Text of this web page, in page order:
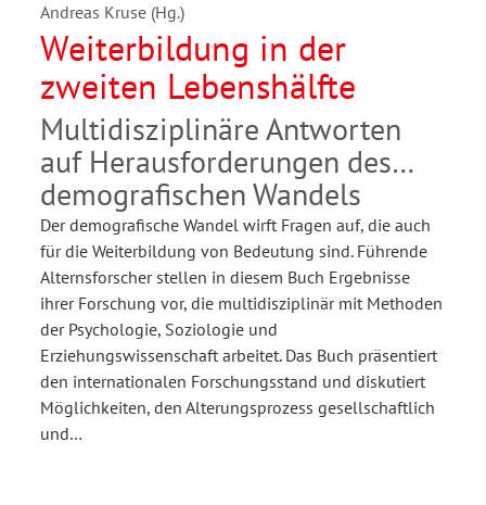
Andreas Kruse (Hg.)
Weiterbildung in der
zweiten Lebenshälfte
Multidisziplinäre Antworten
auf Herausforderungen des
demografischen Wandels
Der demografische Wandel wirft Fragen auf, die auch
für die Weiterbildung von Bedeutung sind. Führende
Alternsforscher stellen in diesem Buch Ergebnisse
ihrer Forschung vor, die multidisziplinär mit Methoden
der Psychologie, Soziologie und
Erziehungswissenschaft arbeitet. Das Buch präsentiert
den internationalen Forschungsstand und diskutiert
Möglichkeiten, den Alterungsprozess gesellschaftlich
und…